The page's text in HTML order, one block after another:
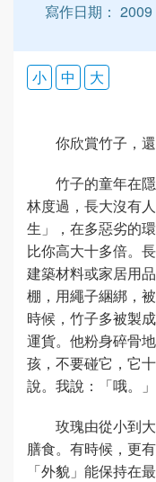
寫作日期： 2009
小 中 大
你欣賞竹子，
竹子的童年在
林度過，長大沒有
生」，在多惡劣的
比你高大十多倍。
建築材料或家居用
棚，用繩子綑綁，
時候，竹子多被製
運貨。他粉身碎骨
孩，不要碰它，它
說。我說：「哦。」
玫瑰由從小到
膳食。有時候，更
「外貌」能保持在